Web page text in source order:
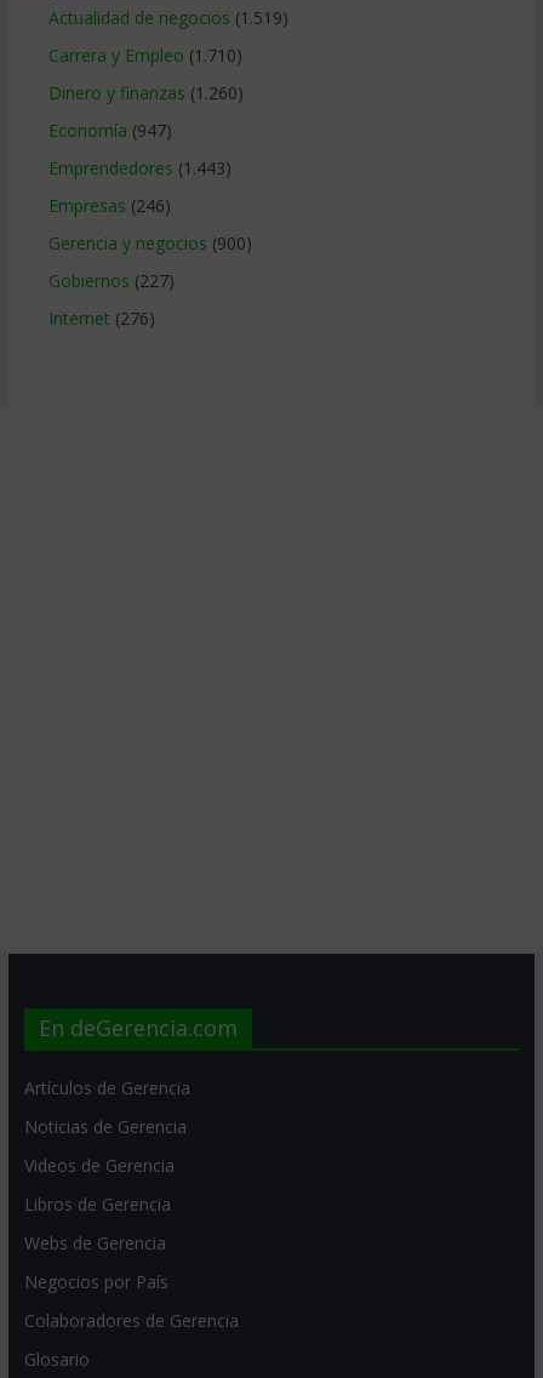
Actualidad de negocios (1.519)
Carrera y Empleo (1.710)
Dinero y finanzas (1.260)
Economía (947)
Emprendedores (1.443)
Empresas (246)
Gerencia y negocios (900)
Gobiernos (227)
Internet (276)
En deGerencia.com
Artículos de Gerencia
Noticias de Gerencia
Videos de Gerencia
Libros de Gerencia
Webs de Gerencia
Negocios por País
Colaboradores de Gerencia
Glosario